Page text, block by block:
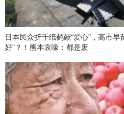
日本民众折千纸鹤献“爱心”，高市早
好”？！熊本哀嚎：都是废